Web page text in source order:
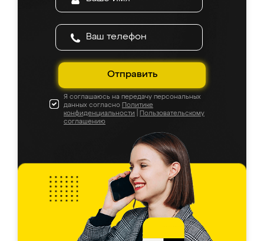
Отправить
Я соглашаюсь на передачу персональных
данных согласно Политике
конфиденциальности
Пользовательскому
соглашению